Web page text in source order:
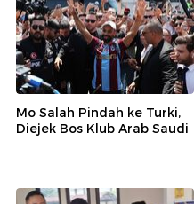
Mo Salah Pindah ke Turki,
Diejek Bos Klub Arab Saudi